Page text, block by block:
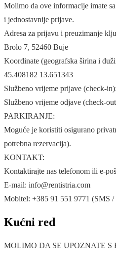
Molimo da ove informacije imate
i jednostavnije prijave.
Adresa za prijavu i preuzimanje
Brolo 7, 52460 Buje
Koordinate (geografska širina i
45.408182 13.651343
Službeno vrijeme prijave (check-
Službeno vrijeme odjave (check-
PARKIRANJE:
Moguće je koristiti osigurano
potrebna rezervacija).
KONTAKT:
Kontaktirajte nas telefonom ili e-
E-mail: info@rentistria.com
Mobitel: +385 91 551 9771 (SMS
Kućni red
MOLIMO DA SE UPOZNATE